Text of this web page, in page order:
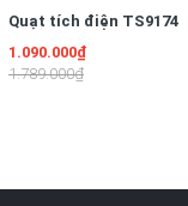
Quạt tích điện TS9174
1.090.000₫
1.789.000₫